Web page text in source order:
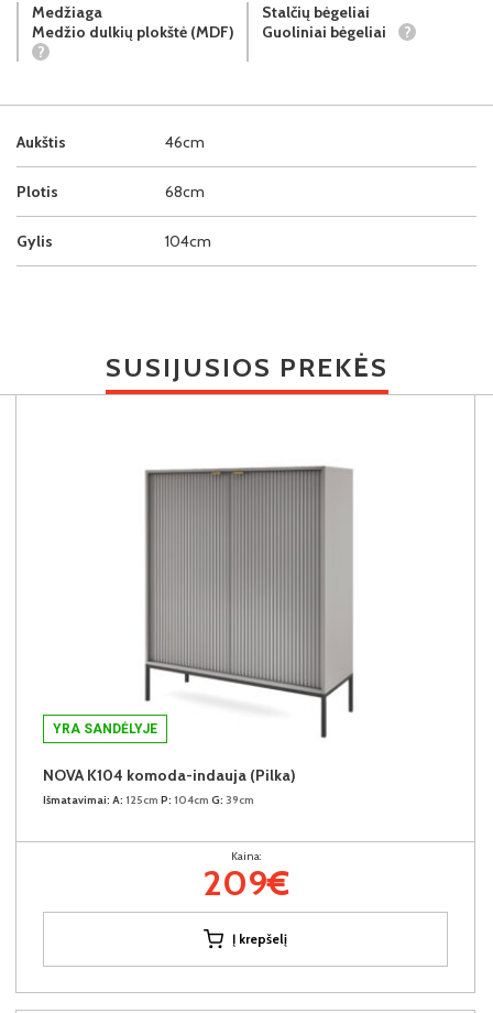
Aukštis 46cm
Plotis 68cm
Gylis 104cm
Medžiaga
Medžio dulkių plokštė (MDF)
?
Stalčių bėgeliai
Guoliniai bėgeliai
?
SUSIJUSIOS PREKĖS
YRA SANDĖLYJE
NOVA K104 komoda-indauja (Pilka)
Išmatavimai: A: 125cm P: 104cm G: 39cm
Kaina:
209€
Į krepšelį